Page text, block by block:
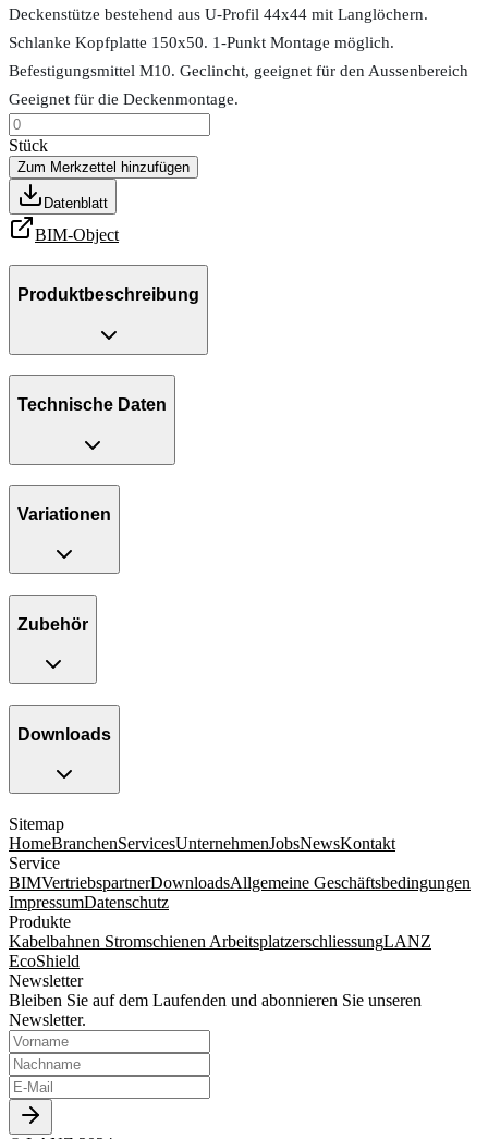
Deckenstütze bestehend aus U-Profil 44x44 mit Langlöchern.
Schlanke Kopfplatte 150x50. 1-Punkt Montage möglich.
Befestigungsmittel M10. Geclincht, geeignet für den Aussenbereich
Geeignet für die Deckenmontage.
Stück
Zum Merkzettel hinzufügen
Datenblatt
BIM-Object
Produktbeschreibung
Technische Daten
Variationen
Zubehör
Downloads
Sitemap
HomeBranchenServicesUnternehmenJobsNewsKontakt
Service
BIMVertriebspartnerDownloadsAllgemeine Geschäftsbedingungen
ImpressumDatenschutz
Produkte
Kabelbahnen Stromschienen ArbeitsplatzerschliessungLANZ
EcoShield
Newsletter
Bleiben Sie auf dem Laufenden und abonnieren Sie unseren
Newsletter.